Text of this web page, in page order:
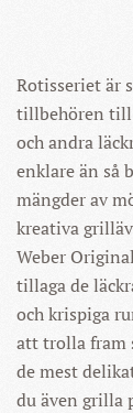
Rotisseriet är
tillbehören till
och andra
enklare än så
mängder av
kreativa
Weber
tillaga de
och krispiga
att trolla fram
de mest
du även grilla